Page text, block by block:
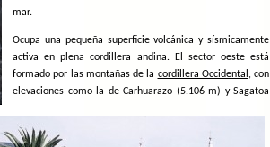
mar.
Ocupa una pequeña superficie volcánica y sísmicamente
activa en plena cordillera andina. El sector oeste está
formado por las montañas de la cordillera Occidental , con
elevaciones como la de Carhuarazo (5.106 m) y Sagatoa